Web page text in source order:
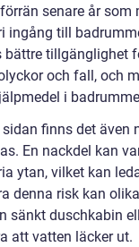
senare år
ingång till
bättre tillgänglighet
och fall, och
i
finns det även
En nackdel kan
ytan, vilket kan
denna risk kan
sänkt duschkabin
att vatten läcker ut.